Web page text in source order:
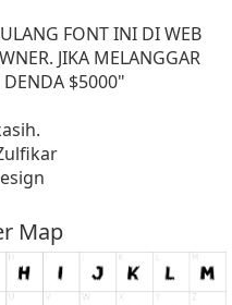
FONT INI DI WEB
JIKA MELANGGAR
$5000"
Map